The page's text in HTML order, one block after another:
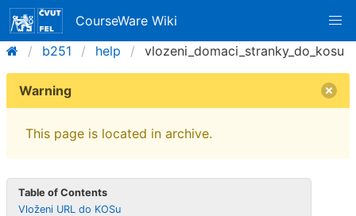
CourseWare Wiki
b251
help vlozeni_domaci_stranky_do_kosu
Warning
This page is located in archive.
Table of Contents
Vloženi URL do KOSu